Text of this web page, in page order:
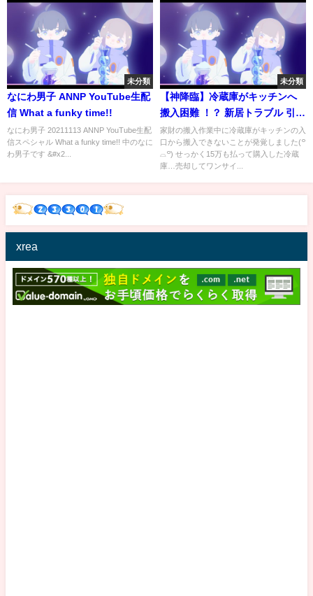
未分類
なにわ男子 ANNP YouTube生配
信 What a funky time!!
なにわ男子 20211113 ANNP YouTube生配
信スペシャル What a funky time!! 中のなに
わ男子です &#x2...
未分類
【神降臨】冷蔵庫がキッチンへ
搬入困難 ！？ 新居トラブル 引越
業者さんの離れ技 これが理想の
上司だ!!
家財の搬入作業中に冷蔵庫がキッチンの入
口から搬入できないことが発覚しました(꒪
⌓꒪) せっかく15万も払って購入した冷蔵
庫…売却してワンサイ...
xrea